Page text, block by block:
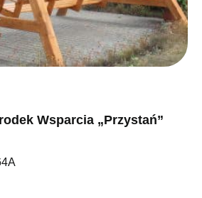
Wsparcia „Przystań”